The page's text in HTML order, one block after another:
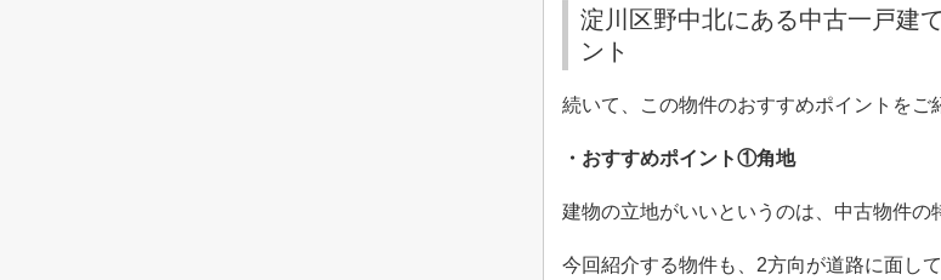
淀川区野中北にある中古一戸建
ント
続いて、この物件のおすすめポイントをご
・おすすめポイント①角地
建物の立地がいいというのは、中古物件の
今回紹介する物件も、 2方向が道路に面し